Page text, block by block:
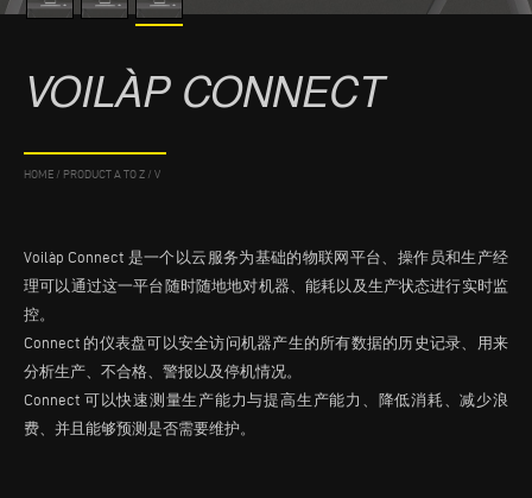
VOILÀP CONNECT
HOME / PRODUCT A TO Z / V
Voilàp Connect 是一个以云服务为基础的物联网平台、操作员和生产经
理可以通过这一平台随时随地地对机器、能耗以及生产状态进行实时监
控。
Connect 的仪表盘可以安全访问机器产生的所有数据的历史记录、用来
分析生产、不合格、警报以及停机情况。
Connect 可以快速测量生产能力与提高生产能力、降低消耗、减少浪
费、并且能够预测是否需要维护。